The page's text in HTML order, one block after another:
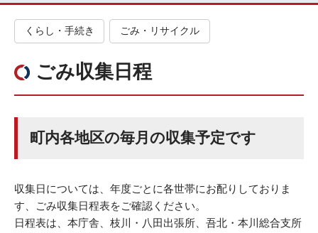
くらし・手続き ごみ・リサイクル
ごみ収集日程
町内各地区の毎月の収集予定です
収集日については、年度ごとに各世帯にお配りしておりま
す、ごみ収集日程表をご確認ください。
日程表は、本庁舎、枝川・八田出張所、吾北・本川総合支所